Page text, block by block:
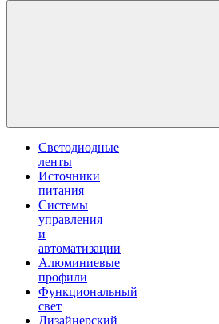
Светодиодные
ленты
Источники
питания
Системы
управления
и
автоматизации
Алюминиевые
профили
Функциональный
свет
Дизайнерский